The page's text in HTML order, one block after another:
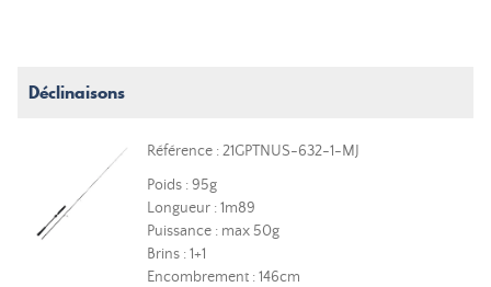
Déclinaisons
Référence : 21GPTNUS-632-1-MJ
Poids : 95g
Longueur : 1m89
Puissance : max 50g
Brins : 1+1
Encombrement : 146cm